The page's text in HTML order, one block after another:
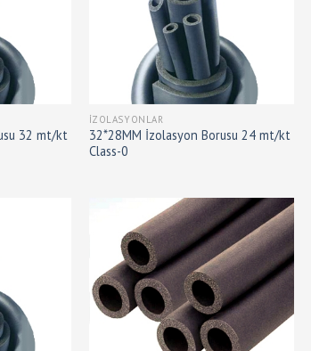
32 mt/kt
İZOLASYONLAR
32*28MM İzolasyon Borusu 24 mt/kt
Class-0